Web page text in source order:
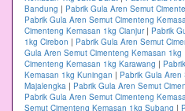
Bandung | Pabrik Gula Aren Semut
Pabrik Gula Aren Semut Cimenteng
Cimenteng Kemasan 1kg Cianjur| Pabrik
1kg Cirebon | Pabrik Gula Aren Semut
Gula Aren Semut Cimenteng Kemasan 1kg
Cimenteng Kemasan 1kg Karawang |
Kemasan 1kg Kuningan | Pabrik Gula
Majalengka | Pabrik Gula Aren Semut
Pabrik Gula Aren Semut Cimenteng
Semut Cimenteng Kemasan 1kg Subang |